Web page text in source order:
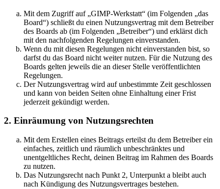
Mit dem Zugriff auf „GIMP-Werkstatt“ (im Folgenden „das
Board“) schließt du einen Nutzungsvertrag mit dem Betreiber
des Boards ab (im Folgenden „Betreiber“) und erklärst dich
mit den nachfolgenden Regelungen einverstanden.
Wenn du mit diesen Regelungen nicht einverstanden bist, so
darfst du das Board nicht weiter nutzen. Für die Nutzung des
Boards gelten jeweils die an dieser Stelle veröffentlichten
Regelungen.
Der Nutzungsvertrag wird auf unbestimmte Zeit geschlossen
und kann von beiden Seiten ohne Einhaltung einer Frist
jederzeit gekündigt werden.
2. Einräumung von Nutzungsrechten
Mit dem Erstellen eines Beitrags erteilst du dem Betreiber ein
einfaches, zeitlich und räumlich unbeschränktes und
unentgeltliches Recht, deinen Beitrag im Rahmen des Boards
zu nutzen.
Das Nutzungsrecht nach Punkt 2, Unterpunkt a bleibt auch
nach Kündigung des Nutzungsvertrages bestehen.